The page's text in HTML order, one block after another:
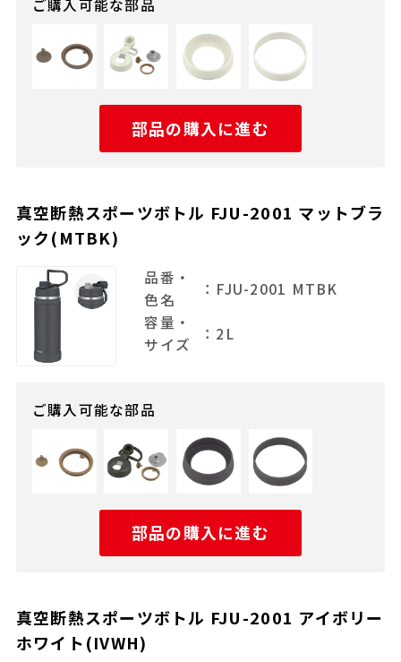
ご購入可能な部品
部品の購入に進む
真空断熱スポーツボトル FJU-2001 マットブラ
ック(MTBK)
品番・
色名
：FJU-2001 MTBK
容量・
サイズ
：2L
ご購入可能な部品
部品の購入に進む
真空断熱スポーツボトル FJU-2001 アイボリー
ホワイト(IVWH)